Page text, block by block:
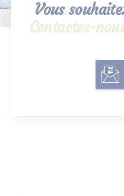
Vous
Contactez-